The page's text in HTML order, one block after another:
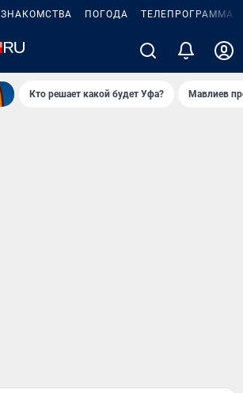
ЗНАКОМСТВА ПОГОДА ТЕЛЕПРОГРАММА
Кто решает какой будет Уфа? Мавлиев